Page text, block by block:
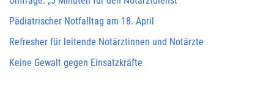
Pädiatrischer Notfalltag am 18. April
Refresher für leitende Notärztinnen und Notärzte
Keine Gewalt gegen Einsatzkräfte